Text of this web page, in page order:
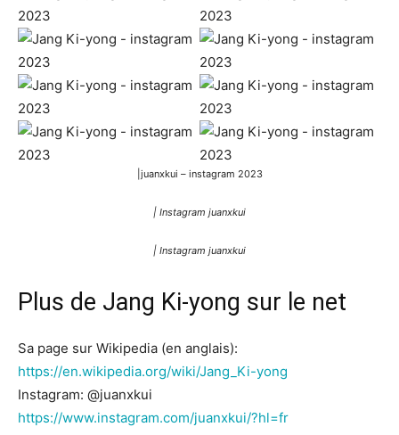
|juanxkui – instagram 2023
| Instagram juanxkui
| Instagram juanxkui
Plus de Jang Ki-yong sur le net
Sa page sur Wikipedia (en anglais):
https://en.wikipedia.org/wiki/Jang_Ki-yong
Instagram: @juanxkui
https://www.instagram.com/juanxkui/?hl=fr